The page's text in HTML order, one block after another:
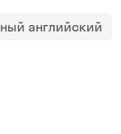
английский